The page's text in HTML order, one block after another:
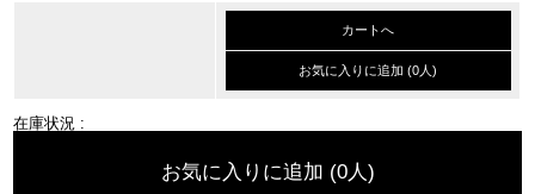
カートへ
お気に入りに追加 (0人)
在庫状況 :
お気に入りに追加 (0人)